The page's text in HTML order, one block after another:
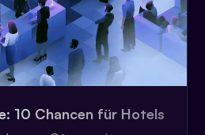
10 Chancen für Hotels